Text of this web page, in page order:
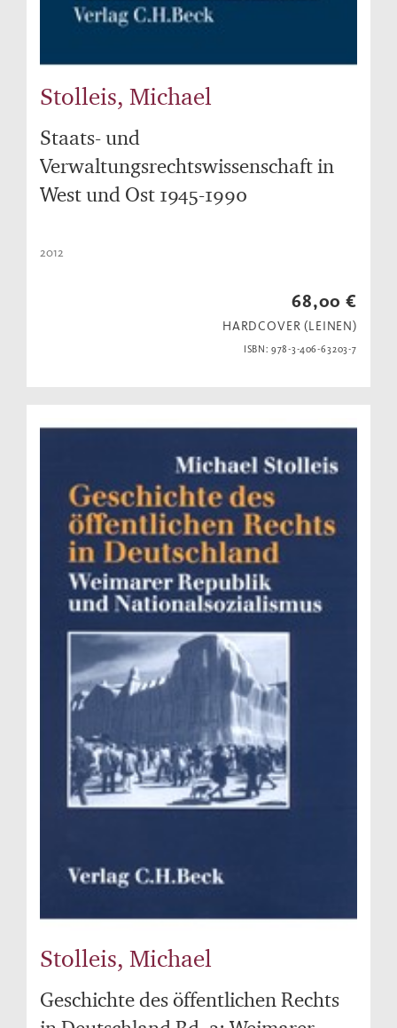
Stolleis, Michael
Staats- und
Verwaltungsrechtswissenschaft in
West und Ost 1945-1990
2012
68,00 €
HARDCOVER (LEINEN)
ISBN: 978-3-406-63203-7
Stolleis, Michael
Geschichte des öffentlichen Rechts